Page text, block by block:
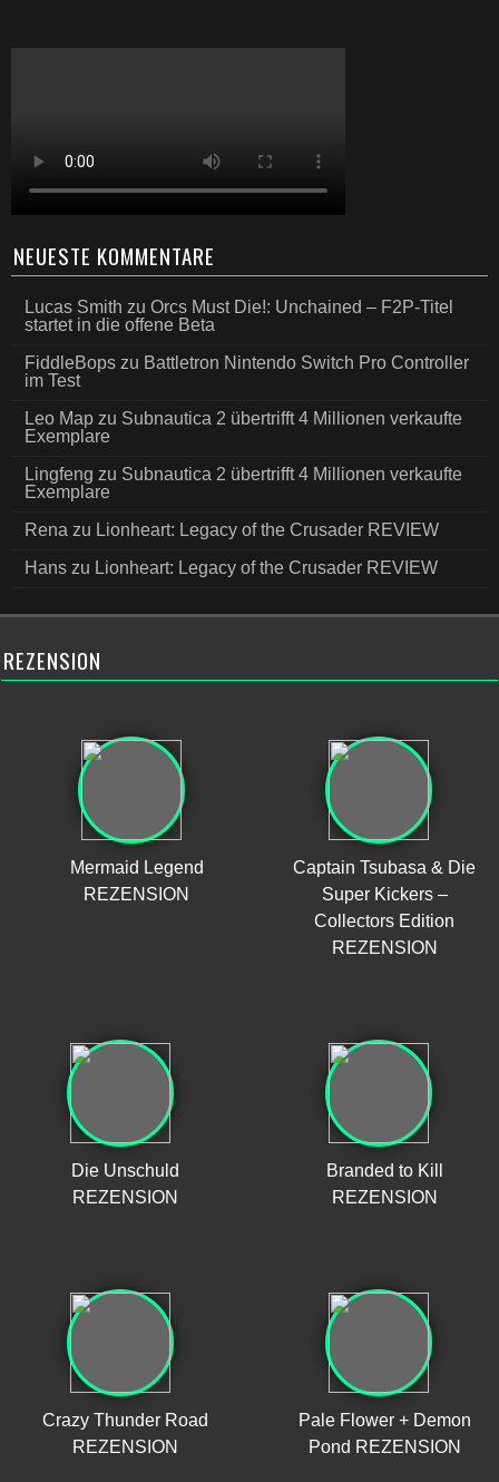
NEUESTE KOMMENTARE
Lucas Smith zu Orcs Must Die!: Unchained – F2P-Titel
startet in die offene Beta
FiddleBops zu Battletron Nintendo Switch Pro Controller
im Test
Leo Map zu Subnautica 2 übertrifft 4 Millionen verkaufte
Exemplare
Lingfeng zu Subnautica 2 übertrifft 4 Millionen verkaufte
Exemplare
Rena zu Lionheart: Legacy of the Crusader REVIEW
Hans zu Lionheart: Legacy of the Crusader REVIEW
REZENSION
Mermaid Legend
REZENSION
Captain Tsubasa & Die
Super Kickers –
Collectors Edition
REZENSION
Die Unschuld
REZENSION
Branded to Kill
REZENSION
Crazy Thunder Road
REZENSION
Pale Flower + Demon
Pond REZENSION